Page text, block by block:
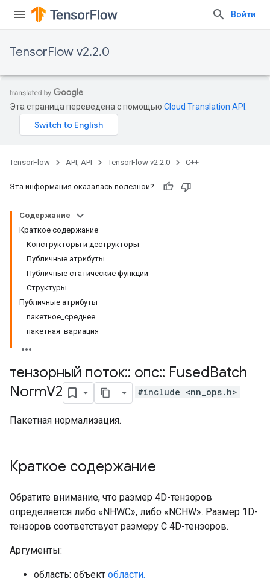
Войти
TensorFlow v2.2.0
Эта страница переведена с помощью Cloud Translation API
TensorFlow API, API TensorFlow v2.2.0 C++
Эта информация оказалась полезной?
Содержание
Краткое содержание
Конструкторы и деструкторы
Публичные атрибуты
Публичные статические функции
Структуры
Публичные атрибуты
пакетное_среднее
пакетная_вариация
тензорный поток:: опс:: FusedBatch
NormV2 #include <nn_ops.h>
Пакетная нормализация.
Краткое содержание
Обратите внимание, что размер 4D-тензоров
определяется либо «NHWC», либо «NCHW». Размер 1D-
тензоров соответствует размеру C 4D-тензоров.
Аргументы:
область: объект области.